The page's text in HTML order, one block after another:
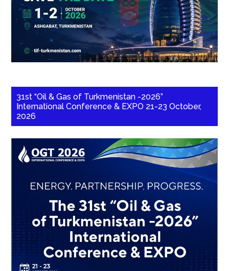
31st “Oil & Gas of Turkmenistan -2026”
International Conference & EXPO 21-23 October,
2026